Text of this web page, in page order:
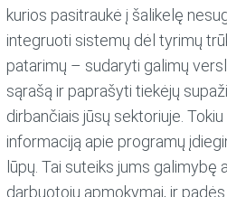
kurios pasitraukė į šalikelę
integruoti sistemų dėl tyrimų
patarimų – sudaryti galimų
sąrašą ir paprašyti tiekėjų
dirbančiais jūsų sektoriuje.
informaciją apie programų
lūpų. Tai suteiks jums galimybę
darbuotojų apmokymai, ir